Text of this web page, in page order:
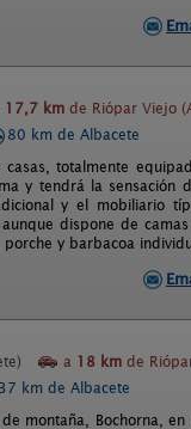
17,7 km de Riópar Viejo
80 km de Albacete
casas, totalmente
y tendrá la sensación
y el mobiliario
dispone de
y barbacoa
a 18 km de
km de Albacete
montaña, Bochorna,